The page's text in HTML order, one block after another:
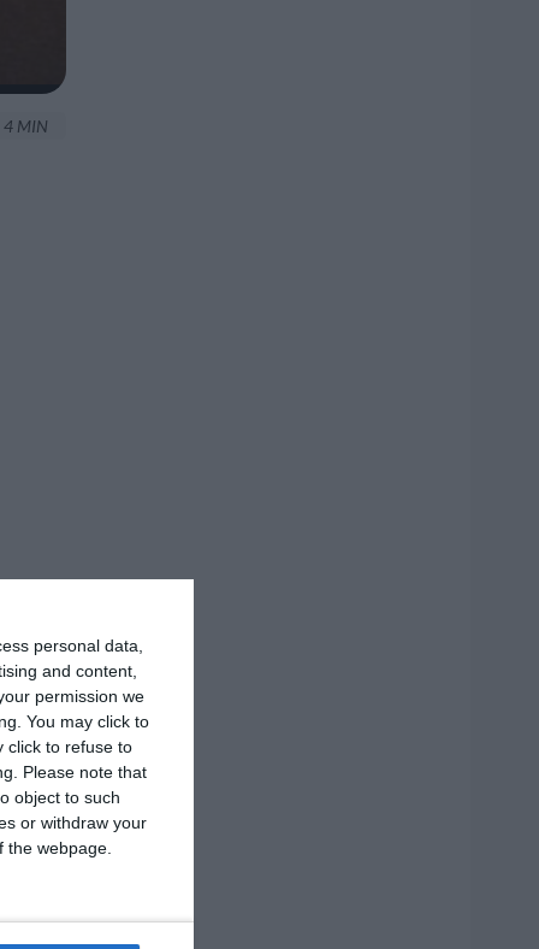
personal data,
and content,
permission we
You may click to
click to refuse to
Please note that
object to such
or withdraw your
webpage.
4 MIN